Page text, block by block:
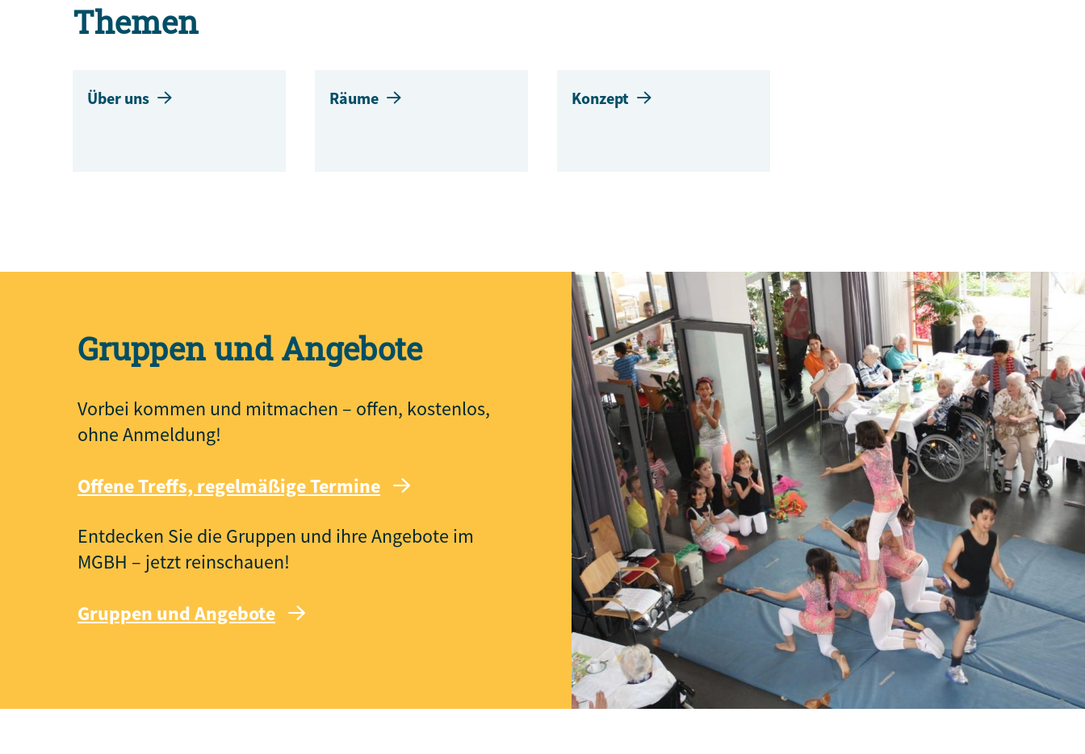
Themen
Über uns Räume Konzept
Gruppen und Angebote
Vorbei kommen und mitmachen – offen, kostenlos,
ohne Anmeldung!
Offene Treffs, regelmäßige Termine
Entdecken Sie die Gruppen und ihre Angebote im
MGBH – jetzt reinschauen!
Gruppen und Angebote